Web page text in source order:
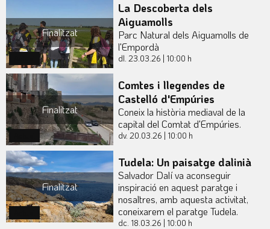
Finalitzat
La Descoberta dels
Aiguamolls
Parc Natural dels Aiguamolls de
l'Empordà
dl. 23.03.26 | 10:00 h
Finalitzat
Comtes i llegendes de
Castelló d'Empúries
Coneix la història mediaval de la
capital del Comtat d'Empúries.
dv. 20.03.26 | 10:00 h
Finalitzat
Tudela: Un paisatge dalinià
Salvador Dalí va aconseguir
inspiració en aquest paratge i
nosaltres, amb aquesta activitat,
coneixarem el paratge Tudela.
dc. 18.03.26 | 10:00 h